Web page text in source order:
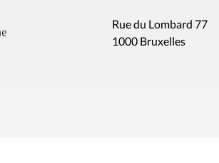
Rue du Lombard 77
1000 Bruxelles